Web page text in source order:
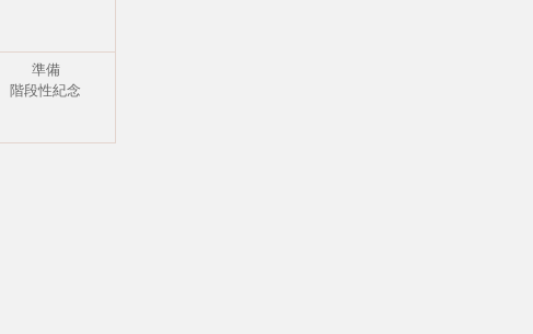
準備
階段性紀念